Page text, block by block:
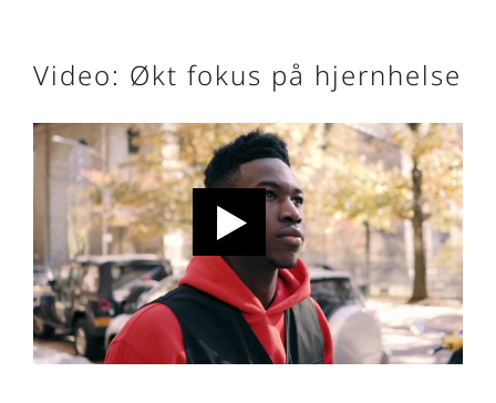
Video: Økt fokus på hjernhelse